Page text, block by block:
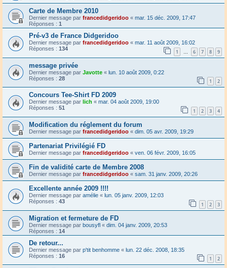
Carte de Membre 2010
Dernier message par francedidgeridoo « mar. 15 déc. 2009, 17:47
Réponses : 1
Pré-v3 de France Didgeridoo
Dernier message par francedidgeridoo « mar. 11 août 2009, 16:02
Réponses : 134 1 … 6 7 8 9
message privée
Dernier message par Javotte « lun. 10 août 2009, 0:22
Réponses : 28 1 2
Concours Tee-Shirt FD 2009
Dernier message par lich « mar. 04 août 2009, 19:00
Réponses : 51 1 2 3 4
Modification du réglement du forum
Dernier message par francedidgeridoo « dim. 05 avr. 2009, 19:29
Partenariat Privilégié FD
Dernier message par francedidgeridoo « ven. 06 févr. 2009, 16:05
Fin de validité carte de Membre 2008
Dernier message par francedidgeridoo « sam. 31 janv. 2009, 20:26
Excellente année 2009 !!!!
Dernier message par amélie « lun. 05 janv. 2009, 12:03
Réponses : 43 1 2 3
Migration et fermeture de FD
Dernier message par bousyfl « dim. 04 janv. 2009, 20:53
Réponses : 14
De retour...
Dernier message par p'tit benhomme « lun. 22 déc. 2008, 18:35
Réponses : 16 1 2